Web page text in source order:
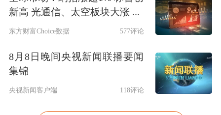
开源大模型的深度融合发展，全面拥
抱、快速部署，开启数字化战略。互为
佐证的是，这份年报中“AI”出现了20余
次，“人工智能”出现了十次。
实际上，中国平安在科技与人工智能领
新高 光通信、太空板块大涨 ...
东方财富Choice数据 577评论
8月8日晚间央视新闻联播要闻
集锦
央视新闻客户端 118评论